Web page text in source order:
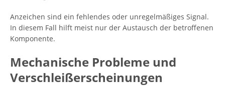
Anzeichen sind ein fehlendes oder unregelmäßiges Signal.
In diesem Fall hilft meist nur der Austausch der betroffenen
Komponente.
Mechanische Probleme und
Verschleißerscheinungen